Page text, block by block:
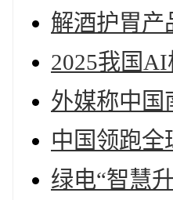
解酒护胃产
2025我国
外媒称中国
中国领跑全
绿电“智慧